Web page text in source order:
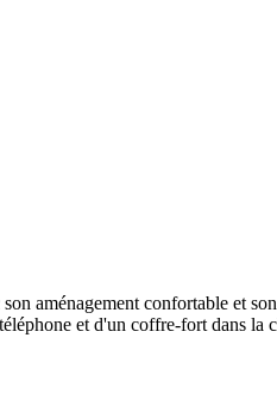
aménagement confortable et
et d'un coffre-fort dans la